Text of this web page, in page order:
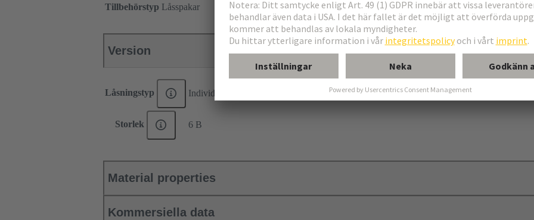
Tillbehörstyp Låsspakar
Version
Låsningstyp Individuell låsbygel
Storlek 6 B
Material properties
Kommersiella data